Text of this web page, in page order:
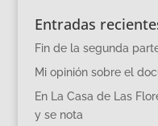
Entradas
Fin de la segunda
Mi opinión sobre el
En La Casa de Las
y se nota